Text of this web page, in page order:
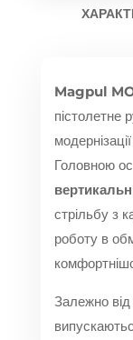
Magpul
пістолетне
Головною
стрільбу з
роботу в
Залежно від